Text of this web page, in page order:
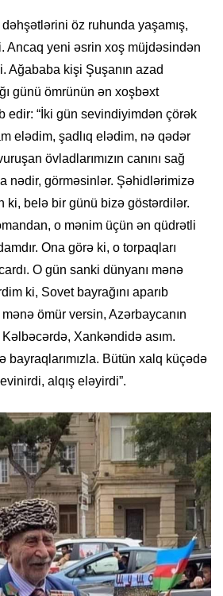
öz ruhunda yaşamış,
Ancaq yeni əsrin xoş müjdəsindən
Ağababa kişi Şuşanın azad
günü ömrünün ən xoşbəxt
edir: “İki gün sevindiyimdən çörək
elədim, şadlıq elədim, nə qədər
övladlarımızın canını sağ
nədir, görməsinlər. Şəhidlərimizə
ki, belə bir günü bizə göstərdilər.
o mənim üçün ən qüdrətli
Ona görə ki, o torpaqları
O gün sanki dünyanı mənə
ki, Sovet bayrağını aparıb
ömür versin, Azərbaycanın
Kəlbəcərdə, Xankəndidə asım.
bayraqlarımızla. Bütün xalq küçədə
alqış eləyirdi”.